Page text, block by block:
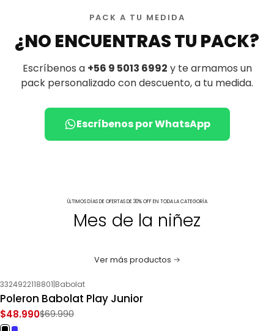
PACK A TU MEDIDA
¿NO ENCUENTRAS TU PACK?
Escríbenos a +56 9 5013 6992 y te armamos un
pack personalizado con descuento, a tu medida.
Escríbenos por WhatsApp
ÚLTIMOS DÍAS DE OFERTAS DE 30% OFF EN TODA LA CATEGORÍA
Mes de la niñez
Ver más productos
-30%OFF
3324922118801|Babolat
Poleron Babolat Play Junior
$48.990$69.990